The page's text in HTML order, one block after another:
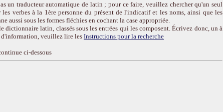
un traducteur automatique de latin ; pour ce faire, veuillez chercher qu'un seul
verbes à la 1ère personne du présent de l'indicatif et les noms, ainsi que les
aussi sous les formes fléchies en cochant la case appropriée.
dictionnaire latin, classés sous les entrées qui les composent. Écrivez donc, un à
d'information, veuillez lire les Instructions pour la recherche
ci-dessous